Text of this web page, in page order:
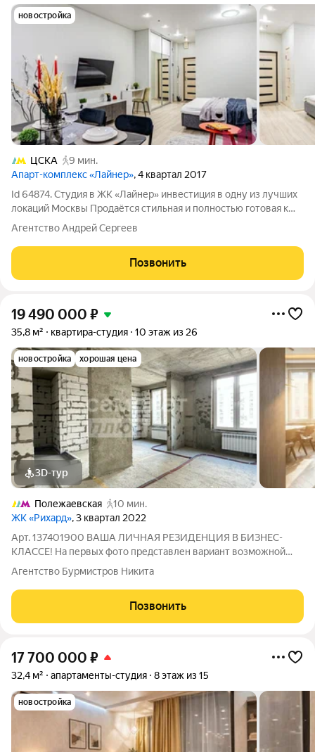
новостройка
ЦСКА
9 мин.
Апарт-комплекс «Лайнер», 4 квартал 2017
Id 64874. Студия в ЖК «Лайнер» инвестиция в одну из лучших
локаций Москвы Продаётся стильная и полностью готовая к
проживанию студия в престижном ЖК бизнес-класса
«Лайнер» на Ходынском бульваре в сердце современного
района Ходынка, который по праву
Агентство Андрей Сергеев
Позвонить
19 490 000 ₽
35,8 м² квартира-студия 10 этаж из 26
новостройка хорошая цена
3D-тур
Полежаевская
10 мин.
ЖК «Рихард», 3 квартал 2022
Арт. 137401900 ВАША ЛИЧНАЯ РЕЗИДЕНЦИЯ В БИЗНЕС-
КЛАССЕ! На первых фото представлен вариант возможной
реализации пространства. Квартира продается без отделки,
что дает полную свободу для вашего творчества! Квартира:
Просторное пространство 35,8 м на
Агентство Бурмистров Никита
Позвонить
17 700 000 ₽
32,4 м² апартаменты-студия 8 этаж из 15
новостройка